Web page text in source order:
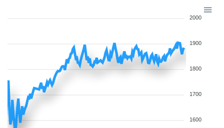
2000
1900
1800
1700
1600